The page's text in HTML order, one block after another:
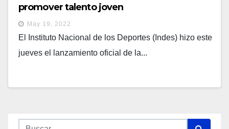
promover talento joven
May 19, 2022
El Instituto Nacional de los Deportes (Indes) hizo este
jueves el lanzamiento oficial de la...